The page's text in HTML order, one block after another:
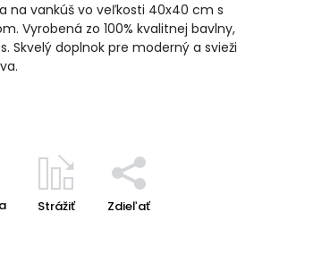
na vankúš vo veľkosti 40x40 cm s
Vyrobená zo 100% kvalitnej bavlny,
Skvelý doplnok pre moderný a svieži
Strážiť Zdieľať